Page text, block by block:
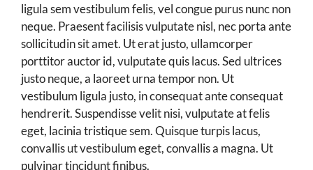
ligula sem vestibulum felis, vel congue purus nunc non
neque. Praesent facilisis vulputate nisl, nec porta ante
sollicitudin sit amet. Ut erat justo, ullamcorper
porttitor auctor id, vulputate quis lacus. Sed ultrices
justo neque, a laoreet urna tempor non. Ut
vestibulum ligula justo, in consequat ante consequat
hendrerit. Suspendisse velit nisi, vulputate at felis
eget, lacinia tristique sem. Quisque turpis lacus,
convallis ut vestibulum eget, convallis a magna. Ut
pulvinar tincidunt finibus.